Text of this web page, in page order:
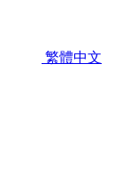
繁體中文